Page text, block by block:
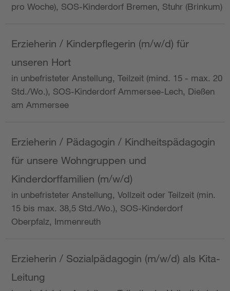
pro Woche), SOS-Kinderdorf Bremen, Stuhr (Brinkum)
Erzieherin / Kinderpflegerin (m/w/d) für
unseren Hort
in unbefristeter Anstellung, Teilzeit (mind. 15 - max. 20
Std./Wo.), SOS-Kinderdorf Ammersee-Lech, Dießen
am Ammersee
Erzieherin / Pädagogin / Kindheitspädagogin
für unsere Wohngruppen und
Kinderdorffamilien (m/w/d)
in unbefristeter Anstellung, Vollzeit oder Teilzeit (min.
15 bis max. 38,5 Std./Wo.), SOS-Kinderdorf
Oberpfalz, Immenreuth
Erzieherin / Sozialpädagogin (m/w/d) als Kita-
Leitung